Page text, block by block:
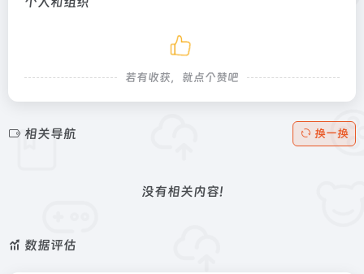
若有收获，就点个赞吧
相关导航 换一换
没有相关内容!
数据评估